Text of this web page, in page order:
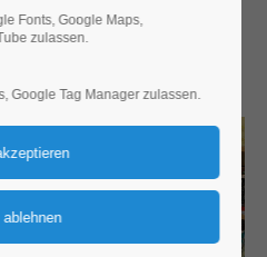
Fonts, Google Maps,
zulassen.
Google Tag Manager zulassen.